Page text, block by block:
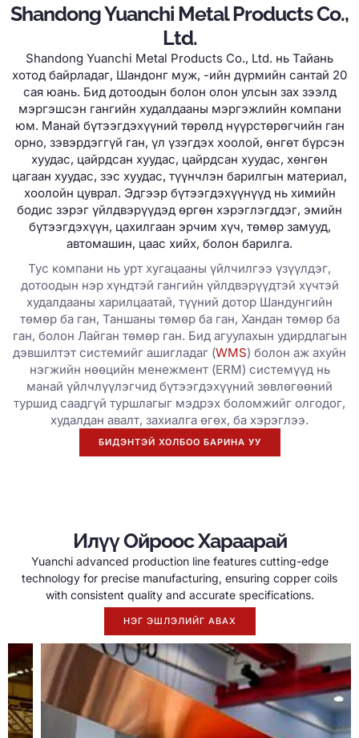
Shandong Yuanchi Metal Products Co.,
Ltd.
Shandong Yuanchi Metal Products Co., Ltd. нь Тайань
хотод байрладаг, Шандонг муж, -ийн дүрмийн сантай 20
сая юань. Бид дотоодын болон олон улсын зах зээлд
мэргэшсэн гангийн худалдааны мэргэжлийн компани
юм. Манай бүтээгдэхүүний төрөлд нүүрстөрөгчийн ган
орно, зэвэрдэггүй ган, үл үзэгдэх хоолой, өнгөт бүрсэн
хуудас, цайрдсан хуудас, цайрдсан хуудас, хөнгөн
цагаан хуудас, зэс хуудас, түүнчлэн барилгын материал,
хоолойн цуврал. Эдгээр бүтээгдэхүүнүүд нь химийн
бодис зэрэг үйлдвэрүүдэд өргөн хэрэглэгддэг, эмийн
бүтээгдэхүүн, цахилгаан эрчим хүч, төмөр замууд,
автомашин, цаас хийх, болон барилга.
Тус компани нь урт хугацааны үйлчилгээ үзүүлдэг,
дотоодын нэр хүндтэй гангийн үйлдвэрүүдтэй хүчтэй
худалдааны харилцаатай, түүний дотор Шандунгийн
төмөр ба ган, Таншаны төмөр ба ган, Хандан төмөр ба
ган, болон Лайган төмөр ган. Бид агуулахын удирдлагын
дэвшилтэт системийг ашигладаг (WMS) болон аж ахуйн
нэгжийн нөөцийн менежмент (ERM) системүүд нь
манай үйлчлүүлэгчид бүтээгдэхүүний зөвлөгөөний
туршид саадгүй туршлагыг мэдрэх боломжийг олгодог,
худалдан авалт, захиалга өгөх, ба хэрэглээ.
БИДЭНТЭЙ ХОЛБОО БАРИНА УУ
Илүү Ойроос Хараарай
Yuanchi advanced production line features cutting-edge
technology for precise manufacturing, ensuring copper coils
with consistent quality and accurate specifications.
НЭГ ЭШЛЭЛИЙГ АВАХ